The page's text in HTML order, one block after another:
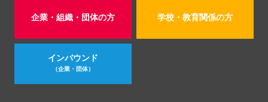
企業・組織・団体の方 学校・教育関係の方
インバウンド
（企業・団体）